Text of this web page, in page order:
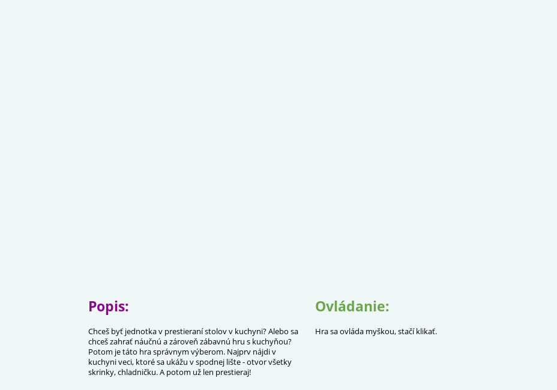
Popis:
Chceš byť jednotka v prestieraní stolov v kuchyni? Alebo sa
chceš zahrať náučnú a zároveň zábavnú hru s kuchyňou?
Potom je táto hra správnym výberom. Najprv nájdi v
kuchyni veci, ktoré sa ukážu v spodnej lište - otvor všetky
skrinky, chladničku. A potom už len prestieraj!
Ovládanie:
Hra sa ovláda myškou, stačí klikať.